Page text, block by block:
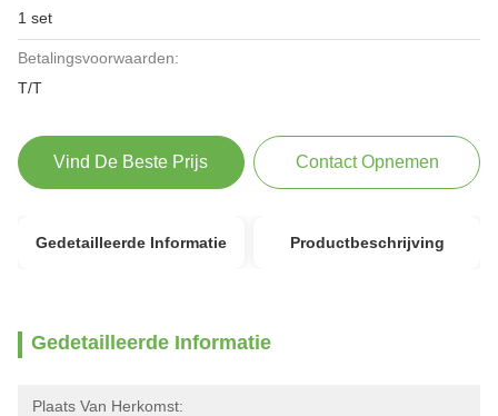
1 set
Betalingsvoorwaarden:
T/T
Vind De Beste Prijs Contact Opnemen
Gedetailleerde Informatie Productbeschrijving
Gedetailleerde Informatie
Plaats Van Herkomst: